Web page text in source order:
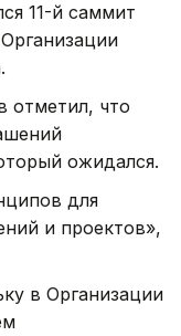
11-й саммит
отметил, что
ожидался.
для
и проектов»,
в Организации